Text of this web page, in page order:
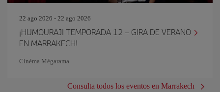
22 ago 2026 - 22 ago 2026
¡HUMOURAJI TEMPORADA 12 – GIRA DE VERANO
EN MARRAKECH!
Cinéma Mégarama
Consulta todos los eventos en Marrakech